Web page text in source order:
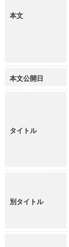
本文
本文公開日
タイトル
別タイトル